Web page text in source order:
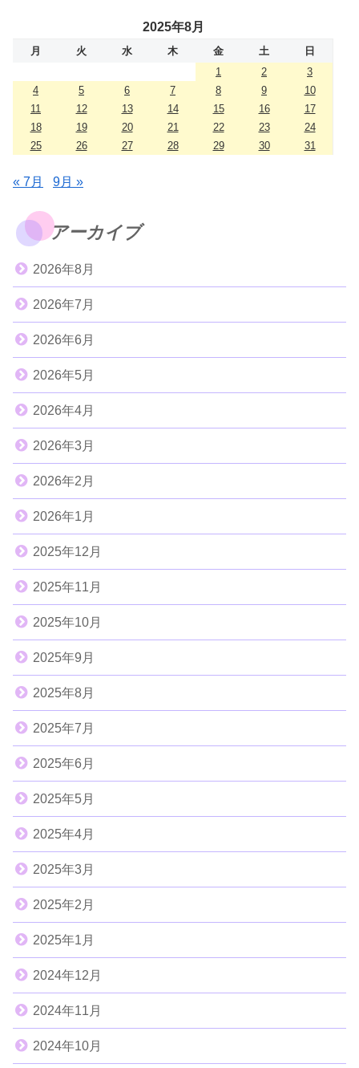
2025年8月
月 火 水 木 金 土
日
1
2
3
4
5 6 7 8 9
10
11
12 13 14 15 16
17
18
19 20 21 22 23
24
25
26 27 28 29 30 31
« 7月 9月 »
アーカイブ
2026年8月
2026年7月
2026年6月
2026年5月
2026年4月
2026年3月
2026年2月
2026年1月
2025年12月
2025年11月
2025年10月
2025年9月
2025年8月
2025年7月
2025年6月
2025年5月
2025年4月
2025年3月
2025年2月
2025年1月
2024年12月
2024年11月
2024年10月